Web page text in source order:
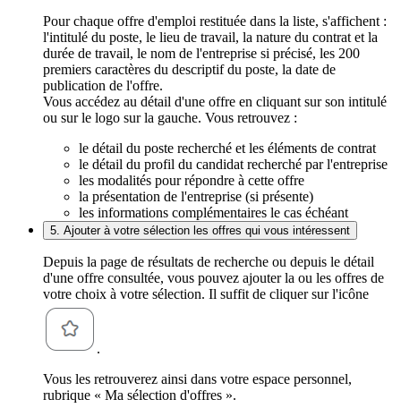
Pour chaque offre d'emploi restituée dans la liste, s'affichent :
l'intitulé du poste, le lieu de travail, la nature du contrat et la
durée de travail, le nom de l'entreprise si précisé, les 200
premiers caractères du descriptif du poste, la date de
publication de l'offre.
Vous accédez au détail d'une offre en cliquant sur son intitulé
ou sur le logo sur la gauche. Vous retrouvez :
le détail du poste recherché et les éléments de contrat
le détail du profil du candidat recherché par l'entreprise
les modalités pour répondre à cette offre
la présentation de l'entreprise (si présente)
les informations complémentaires le cas échéant
5. Ajouter à votre sélection les offres qui vous intéressent
Depuis la page de résultats de recherche ou depuis le détail
d'une offre consultée, vous pouvez ajouter la ou les offres de
votre choix à votre sélection. Il suffit de cliquer sur l'icône
.
Vous les retrouverez ainsi dans votre espace personnel,
rubrique « Ma sélection d'offres ».